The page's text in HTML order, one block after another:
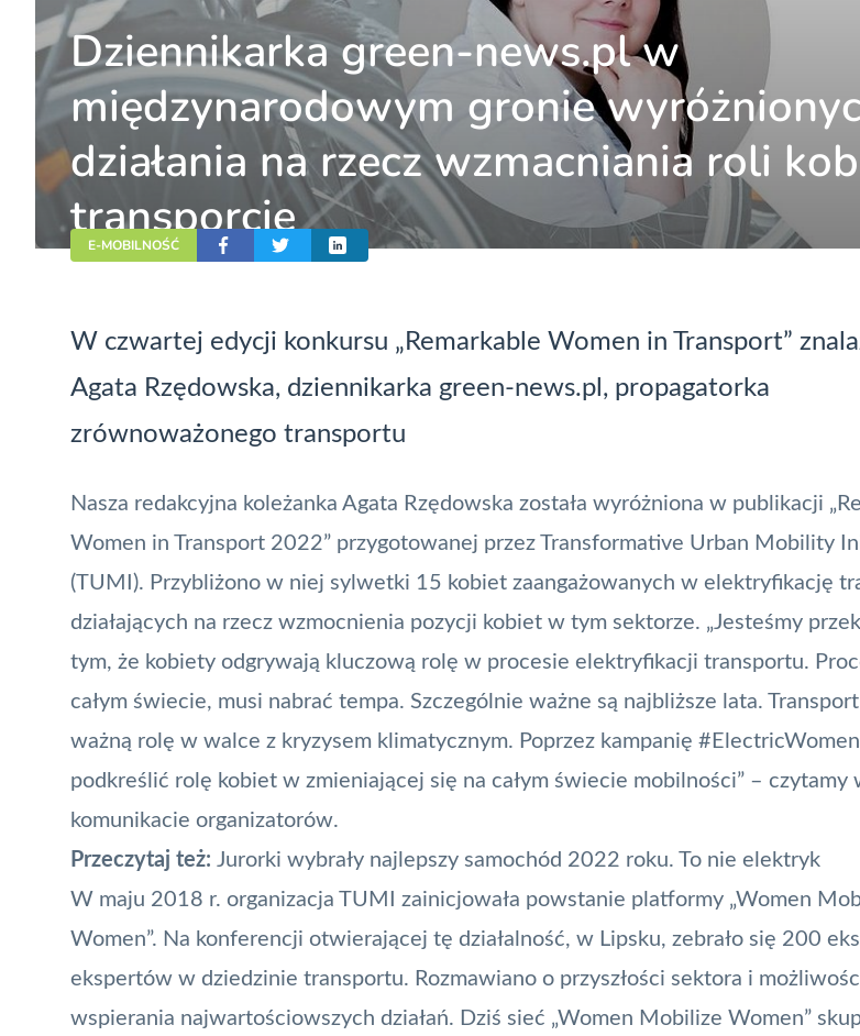
Dziennikarka green-news.pl w
międzynarodowym gronie
działania na rzecz wzmacniania roli
transporcie
E-MOBILNOŚĆ
W czwartej edycji konkursu „Remarkable Women in Transport”
Agata Rzędowska, dziennikarka green-news.pl, propagatorka
zrównoważonego transportu
Nasza redakcyjna koleżanka Agata Rzędowska została wyróżniona w publikacji
Women in Transport 2022” przygotowanej przez Transformative Urban Mobility
(TUMI). Przybliżono w niej sylwetki 15 kobiet zaangażowanych w elektryfikację
działających na rzecz wzmocnienia pozycji kobiet w tym sektorze. „Jesteśmy
tym, że kobiety odgrywają kluczową rolę w procesie elektryfikacji transportu.
całym świecie, musi nabrać tempa. Szczególnie ważne są najbliższe lata.
ważną rolę w walce z kryzysem klimatycznym. Poprzez kampanię
podkreślić rolę kobiet w zmieniającej się na całym świecie mobilności” – czytamy
komunikacie organizatorów.
Przeczytaj też: Jurorki wybrały najlepszy samochód 2022 roku. To nie elektryk
W maju 2018 r. organizacja TUMI zainicjowała powstanie platformy „Women
Women”. Na konferencji otwierającej tę działalność, w Lipsku, zebrało się 200
ekspertów w dziedzinie transportu. Rozmawiano o przyszłości sektora i
wspierania najwartościowszych działań. Dziś sieć „Women Mobilize Women”